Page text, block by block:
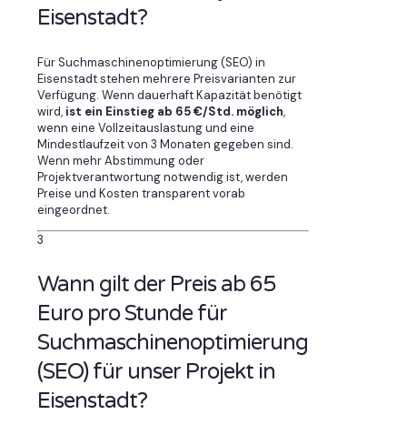
Eisenstadt?
Für Suchmaschinenoptimierung (SEO) in
Eisenstadt stehen mehrere Preisvarianten zur
Verfügung. Wenn dauerhaft Kapazität benötigt
wird, ist ein Einstieg ab 65 €/Std. möglich,
wenn eine Vollzeitauslastung und eine
Mindestlaufzeit von 3 Monaten gegeben sind.
Wenn mehr Abstimmung oder
Projektverantwortung notwendig ist, werden
Preise und Kosten transparent vorab
eingeordnet.
3
Wann gilt der Preis ab 65
Euro pro Stunde für
Suchmaschinenoptimierung
(SEO) für unser Projekt in
Eisenstadt?